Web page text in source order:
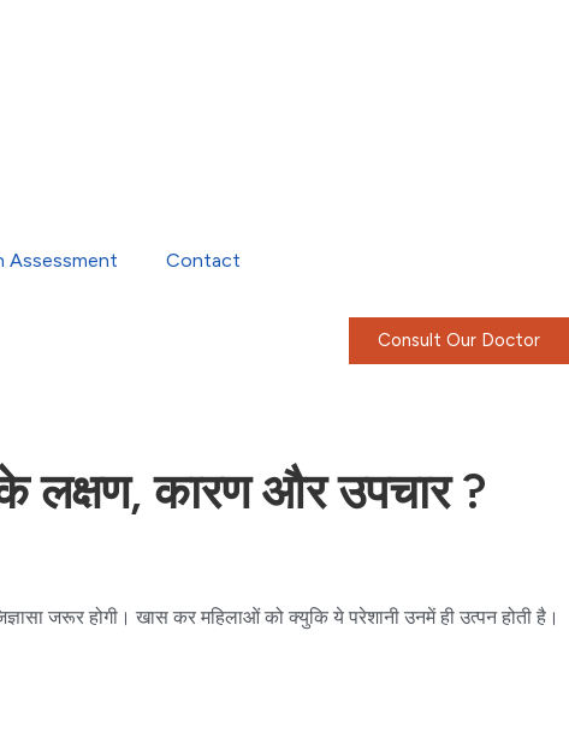
Assessment Contact
Consult Our Doctor
लक्षण, कारण और उपचार ?
जरूर होगी। खास कर महिलाओं को क्युकि ये परेशानी उनमें ही उत्पन होती है।